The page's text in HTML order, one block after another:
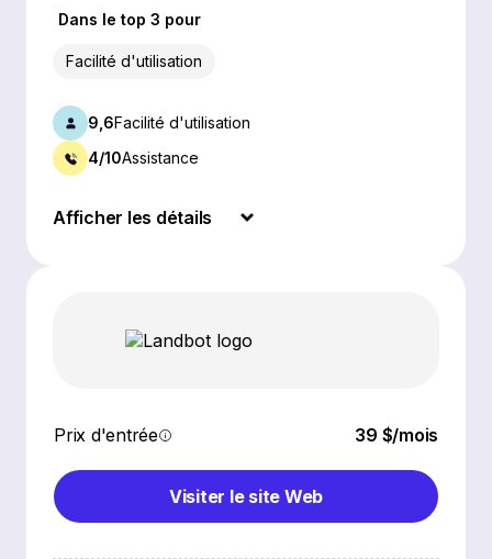
Dans le top 3 pour
Facilité d'utilisation
9,6Facilité d'utilisation
4/10Assistance
Afficher les détails
Prix d'entrée 39 $/mois
Visiter le site Web